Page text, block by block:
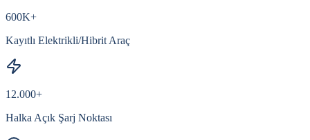
600K+
Kayıtlı Elektrikli/Hibrit Araç
12.000+
Halka Açık Şarj Noktası